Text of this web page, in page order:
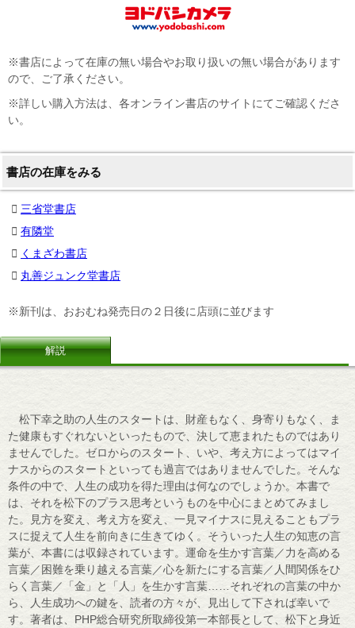
※書店によって在庫の無い場合やお取り扱いの無い場合があります
ので、ご了承ください。
※詳しい購入方法は、各オンライン書店のサイトにてご確認くださ
い。
書店の在庫をみる
三省堂書店
有隣堂
くまざわ書店
丸善ジュンク堂書店
※新刊は、おおむね発売日の２日後に店頭に並びます
解説
松下幸之助の人生のスタートは、財産もなく、身寄りもなく、ま
た健康もすぐれないといったもので、決して恵まれたものではあり
ませんでした。ゼロからのスタート、いや、考え方によってはマイ
ナスからのスタートといっても過言ではありませんでした。そんな
条件の中で、人生の成功を得た理由は何なのでしょうか。本書で
は、それを松下のプラス思考というものを中心にまとめてみまし
た。見方を変え、考え方を変え、一見マイナスに見えることもプラ
スに捉えて人生を前向きに生きてゆく。そういった人生の知恵の言
葉が、本書には収録されています。運命を生かす言葉／力を高める
言葉／困難を乗り越える言葉／心を新たにする言葉／人間関係をひ
らく言葉／「金」と「人」を生かす言葉……それぞれの言葉の中か
ら、人生成功への鍵を、読者の方々が、見出して下されば幸いで
す。著者は、PHP総合研究所取締役第一本部長として、松下と身近